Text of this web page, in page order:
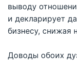
выводу
и декларирует
бизнесу, снижая
Доводы обоих